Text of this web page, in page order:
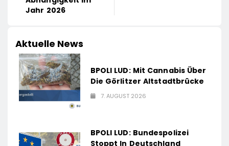
Jahr 2026
Aktuelle News
BPOLI LUD: Mit Cannabis Über
Die Görlitzer Altstadtbrücke
7. AUGUST 2026
BPOLI LUD: Bundespolizei
Stoppt In Deutschland